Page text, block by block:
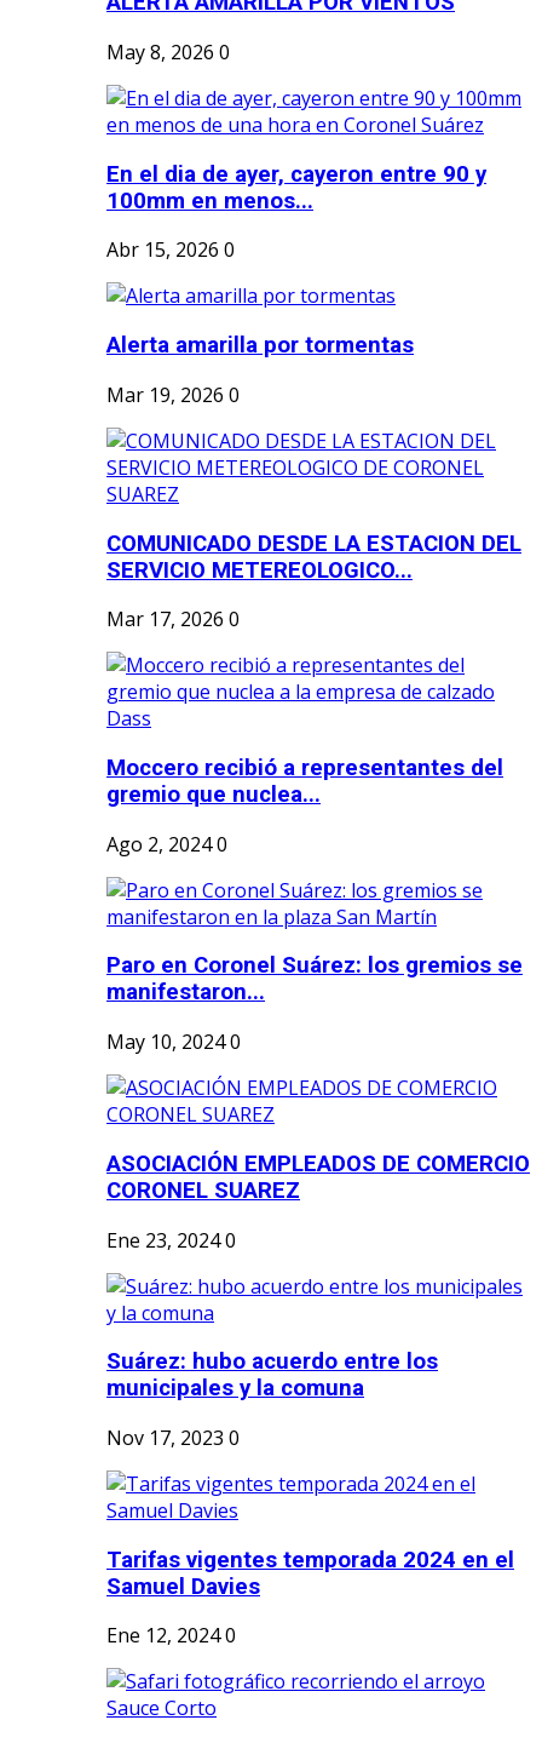
May 8, 2026 0
En el dia de ayer, cayeron entre 90 y
100mm en menos...
Abr 15, 2026 0
Alerta amarilla por tormentas
Mar 19, 2026 0
COMUNICADO DESDE LA ESTACION DEL
SERVICIO METEREOLOGICO...
Mar 17, 2026 0
Moccero recibió a representantes del
gremio que nuclea...
Ago 2, 20240
Paro en Coronel Suárez: los gremios se
manifestaron...
May 10, 20240
ASOCIACIÓN EMPLEADOS DE COMERCIO
CORONEL SUAREZ
Ene 23, 20240
Suárez: hubo acuerdo entre los
municipales y la comuna
Nov 17, 2023 0
Tarifas vigentes temporada 2024 en el
Samuel Davies
Ene 12, 20240